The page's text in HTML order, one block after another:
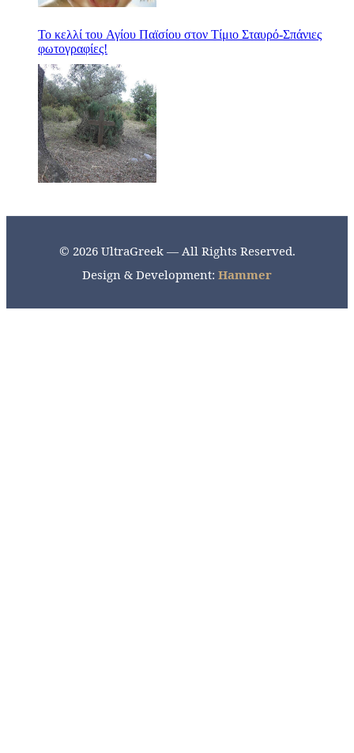
Το κελλί του Αγίου Παϊσίου στον Τίμιο Σταυρό-Σπάνιες
φωτογραφίες!
© 2026 UltraGreek — All Rights Reserved.
Design & Development: Hammer